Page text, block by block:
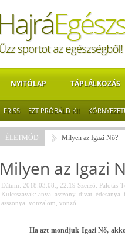
NYITÓLAP TÁPLÁLKOZÁS
FRISS EZT PRÓBÁLD KI!
ÉLETMÓD Milyen az Igazi Nő?
Milyen az Igazi
Dátum: 2018.03.08., 22:19 Szerző: Palotás-
Kulcsszavak: anya asszony, divat, édesanya
asszonya vonzalom vonzó
Ha azt mondjuk Igazi Nő,